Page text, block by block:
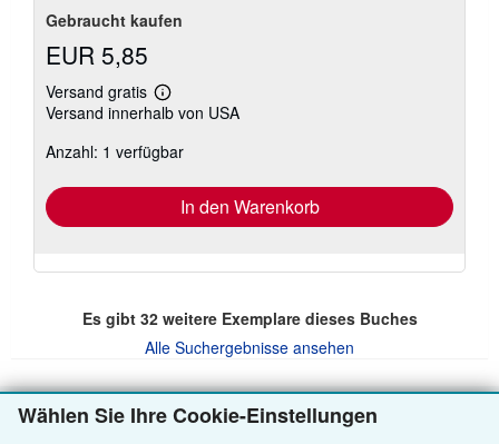
Wählen Sie Ihre Cookie-Einstellungen
Gebraucht kaufen
EUR 5,85
Versand gratis
Weitere
Informationen
Versandkosten
Versand innerhalb von USA
Anzahl: 1 verfügbar
In den Warenkorb
Es gibt 32weitere Exemplare dieses Buches
Alle Suchergebnisse ansehen
ZURÜCK NACH OBEN